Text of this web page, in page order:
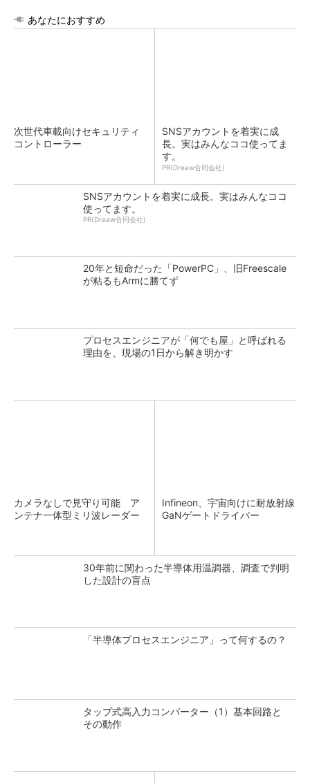
あなたにおすすめ
次世代車載向けセキュリティ
コントローラー
SNSアカウントを着実に成
長。実はみんなココ使ってま
す。
PR(Dreaw合同会社)
SNSアカウントを着実に成長。実はみんなココ
使ってます。
PR(Dreaw合同会社)
20年と短命だった「PowerPC」、旧Freescale
が粘るもArmに勝てず
プロセスエンジニアが「何でも屋」と呼ばれる
理由を、現場の1日から解き明かす
カメラなしで見守り可能 ア
ンテナ一体型ミリ波レーダー
Infineon、宇宙向けに耐放射線
GaNゲートドライバー
30年前に関わった半導体用温調器、調査で判明
した設計の盲点
「半導体プロセスエンジニア」って何するの？
タップ式高入力コンバーター（1）基本回路と
その動作